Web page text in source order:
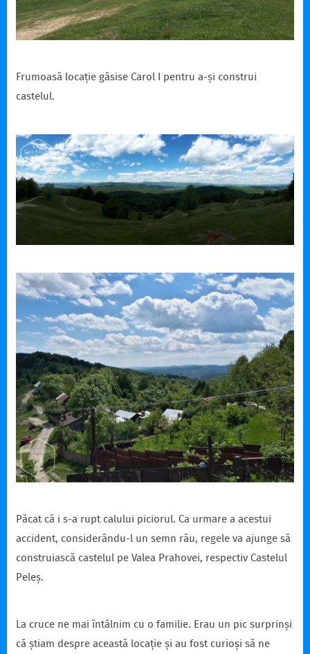
Frumoasă locație găsise Carol I pentru a-și construi
castelul.
Păcat că i s-a rupt calului piciorul. Ca urmare a acestui
accident, considerându-l un semn rău, regele va ajunge să
construiască castelul pe Valea Prahovei, respectiv Castelul
Peleș.
La cruce ne mai întâlnim cu o familie. Erau un pic surprinși
că știam despre această locație și au fost curioși să ne